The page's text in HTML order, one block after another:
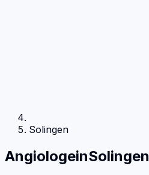
Solingen
AngiologeinSolingen